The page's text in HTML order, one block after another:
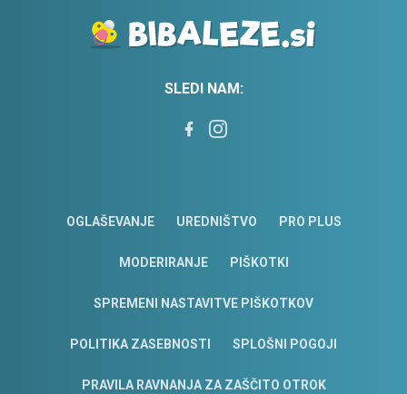
SLEDI NAM:
OGLAŠEVANJE UREDNIŠTVO PRO PLUS
MODERIRANJE PIŠKOTKI
SPREMENI NASTAVITVE PIŠKOTKOV
POLITIKA ZASEBNOSTI SPLOŠNI POGOJI
PRAVILA RAVNANJA ZA ZAŠČITO OTROK